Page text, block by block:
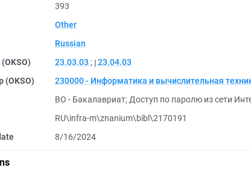
393
Other
Russian
23.03.03 ; 23.04.03
(OKSO)
230000 - Информатика и вычислительная
ВО - Бакалавриат; Доступ по паролю из сети
RU\infra-m\znanium\bibl\2170191
8/16/2024